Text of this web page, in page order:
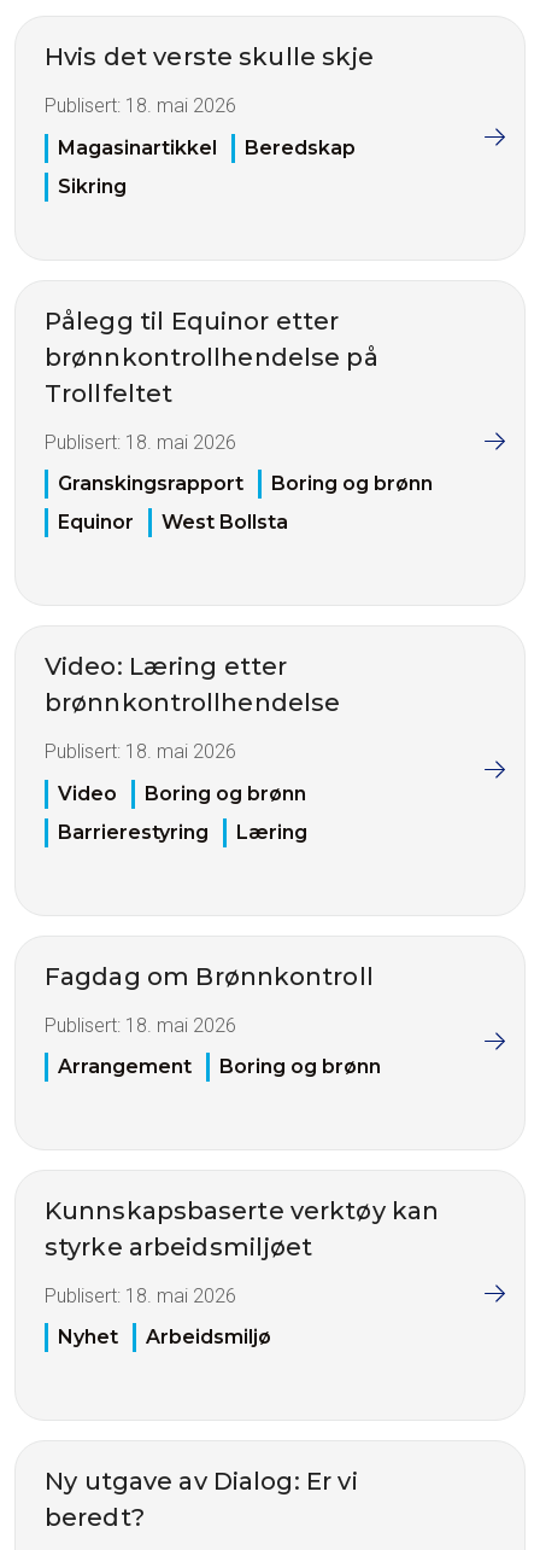
Hvis det verste skulle skje
Publisert: 18. mai 2026
Magasinartikkel
Beredskap
Sikring
Pålegg til Equinor etter
brønnkontrollhendelse på
Trollfeltet
Publisert: 18. mai 2026
Granskingsrapport
Boring og brønn
Equinor
West Bollsta
Video: Læring etter
brønnkontrollhendelse
Publisert: 18. mai 2026
Video
Boring og brønn
Barrierestyring
Læring
Fagdag om Brønnkontroll
Publisert: 18. mai 2026
Arrangement
Boring og brønn
Kunnskapsbaserte verktøy kan
styrke arbeidsmiljøet
Publisert: 18. mai 2026
Nyhet
Arbeidsmiljø
Ny utgave av Dialog: Er vi
beredt?